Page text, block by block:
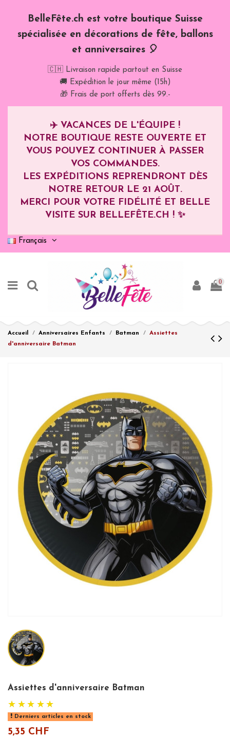
BelleFête.ch est votre boutique Suisse
spécialisée en décorations de fête, ballons
et anniversaires 🎈
🇨🇭 Livraison rapide partout en Suisse
🚚 Expédition le jour même (15h)
🎁 Frais de port offerts dès 99.-
✈️ VACANCES DE L'ÉQUIPE !
NOTRE BOUTIQUE RESTE OUVERTE ET
VOUS POUVEZ CONTINUER À PASSER
VOS COMMANDES.
LES EXPÉDITIONS REPRENDRONT DÈS
NOTRE RETOUR LE 21 AOÛT.
MERCI POUR VOTRE FIDÉLITÉ ET BELLE
VISITE SUR BELLEFÊTE.CH ! ✨
Français
0
Accueil Anniversaires Enfants Batman
Assiettes
d'anniversaire Batman
Assiettes d'anniversaire Batman
Derniers articles en stock
5,35 CHF